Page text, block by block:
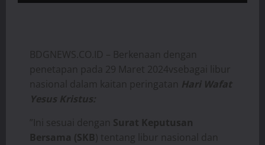
BDGNEWS.CO.ID – Berkenaan dengan
penetapan pada 29 Maret 2024vsebagai libur
nasional dalam kaitan peringatan Hari Wafat
Yesus Kristus:
”Ini sesuai dengan Surat Keputusan
Bersama (SKB) tentang libur nasional dan